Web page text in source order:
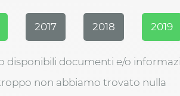
2017 2018 2019
disponibili documenti e/o
non abbiamo trovato nulla